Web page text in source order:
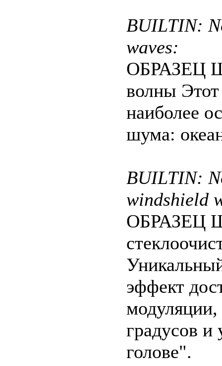
BUILTIN:
waves:
ОБРАЗЕЦ
волны Этот
наиболее
шума:
BUILTIN:
windshield
ОБРАЗЕЦ
эффект
модуляции,
градусов и
голове".